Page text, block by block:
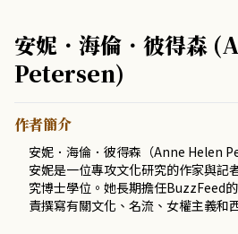
安妮．海倫．彼得森
Petersen)
作者簡介
安妮．海倫．彼得森（Anne Helen
安妮是一位專攻文化研究的作家與記
究博士學位。她長期擔任BuzzFeed
責撰寫有關文化、名流、女權主義和